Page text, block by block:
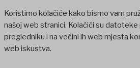
Koristimo kolačiće kako bismo vam
našoj web stranici. Kolačići su datoteke
pregledniku i na većini ih web mjesta
web iskustva.